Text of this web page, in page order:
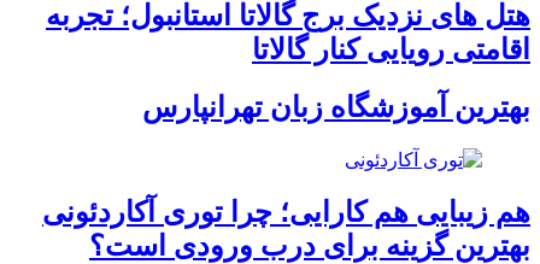
هتل های نزدیک برج گالاتا استانبول؛ تجربه
اقامتی رویایی کنار گالاتا
بهترین آموزشگاه زبان تهرانپارس
هم زیبایی هم کارایی؛ چرا توری آکاردئونی
بهترین گزینه برای درب ورودی است؟